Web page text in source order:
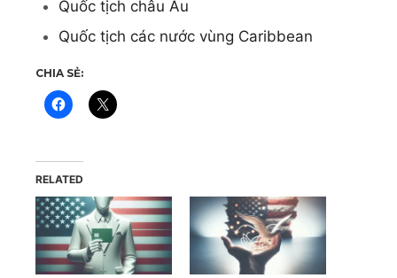
Quốc tịch châu Âu
Quốc tịch các nước vùng Caribbean
CHIA SẺ:
RELATED